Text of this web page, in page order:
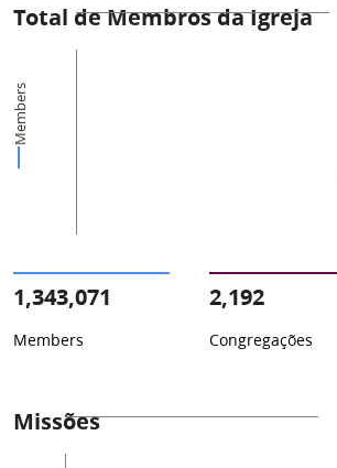
Total de Membros da Igreja
Members
1,343,071
Members
2,192
Congregações
Missões